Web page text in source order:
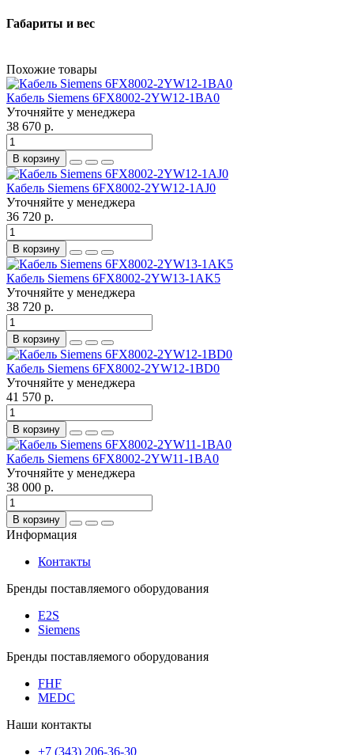
Габариты и вес
Похожие товары
Кабель Siemens 6FX8002-2YW12-1BA0
Уточняйте у менеджера
38 670 р.
В корзину
Кабель Siemens 6FX8002-2YW12-1AJ0
Уточняйте у менеджера
36 720 р.
В корзину
Кабель Siemens 6FX8002-2YW13-1AK5
Уточняйте у менеджера
38 720 р.
В корзину
Кабель Siemens 6FX8002-2YW12-1BD0
Уточняйте у менеджера
41 570 р.
В корзину
Кабель Siemens 6FX8002-2YW11-1BA0
Уточняйте у менеджера
38 000 р.
В корзину
Информация
Контакты
Бренды поставляемого оборудования
E2S
Siemens
Бренды поставляемого оборудования
FHF
MEDC
Наши контакты
+7 (343) 206-36-30